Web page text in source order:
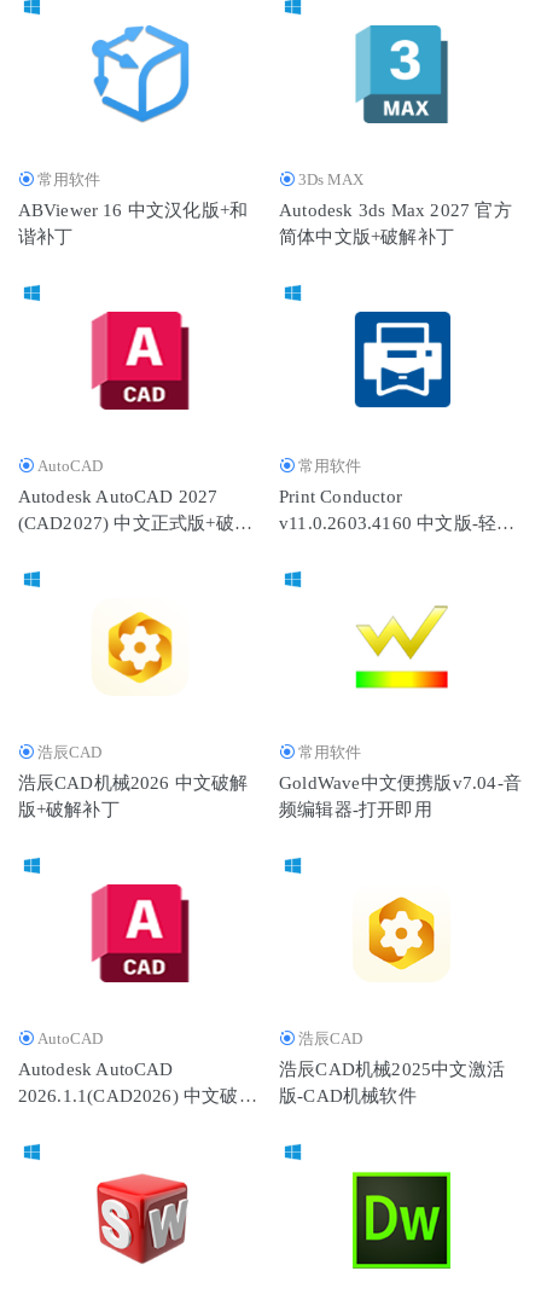
常用软件
ABViewer 16 中文汉化版+和
谐补丁
3Ds MAX
Autodesk 3ds Max 2027 官方
简体中文版+破解补丁
AutoCAD
Autodesk AutoCAD 2027
(CAD2027) 中文正式版+破解
常用软件
Print Conductor
v11.0.2603.4160 中文版-轻松
浩辰CAD
浩辰CAD机械2026 中文破解
版+破解补丁
常用软件
GoldWave中文便携版v7.04-音
频编辑器-打开即用
AutoCAD
Autodesk AutoCAD
2026.1.1(CAD2026) 中文破解
浩辰CAD
浩辰CAD机械2025中文激活
版-CAD机械软件